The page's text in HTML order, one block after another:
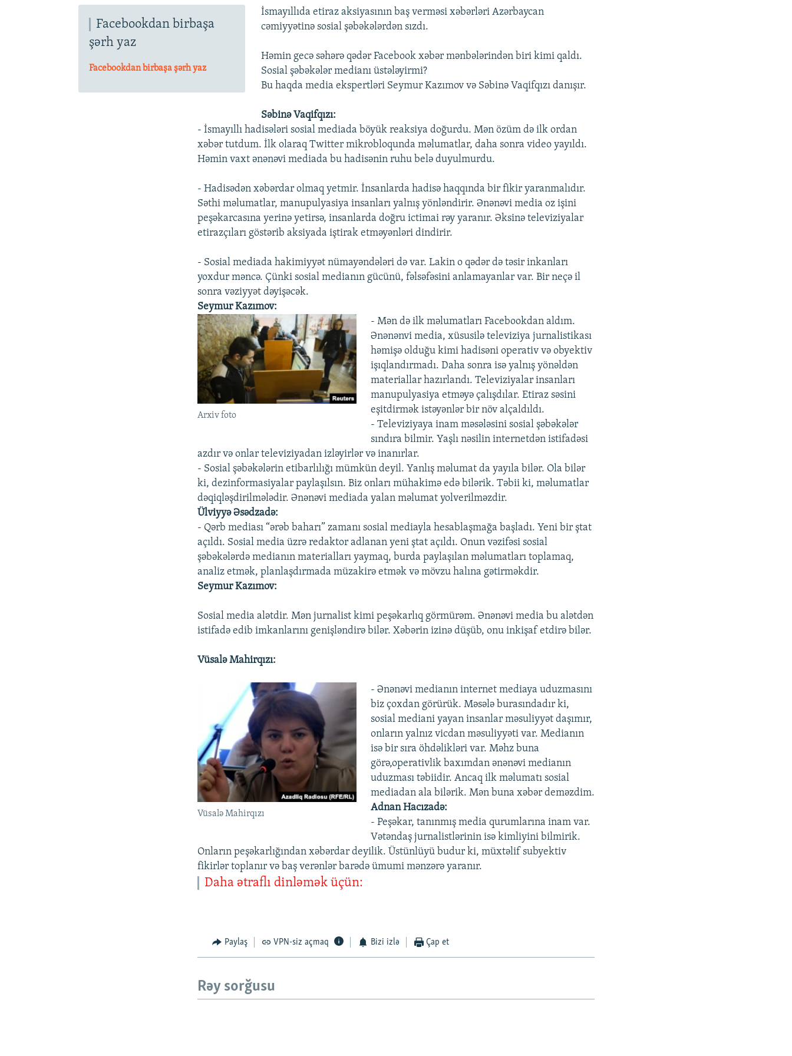
İSLAM VƏ DEMOKRATIYA
İZ - MƏDƏNIYYƏT PROQRAMI
PEŞƏ ETIKASI VƏ JURNALISTIKAFacebookdan birbaşa
şərh yaz
Facebookdan birbaşa şərh yaz
İsmayıllıda etiraz aksiyasının baş verməsi xəbərləri Azərbaycan
cəmiyyətinə sosial şəbəkələrdən sızdı.
Həmin gecə səhərə qədər Facebook xəbər mənbələrindən biri kimi qaldı.
Sosial şəbəkələr medianı üstələyirmi?
Bu haqda media ekspertləri Seymur Kazımov və Səbinə Vaqifqızı danışır.
Səbinə Vaqifqızı:
- İsmayıllı hadisələri sosial mediada böyük reaksiya doğurdu. Mən özüm də ilk ordan
xəbər tutdum. İlk olaraq Twitter mikrobloqunda məlumatlar, daha sonra video yayıldı.
Həmin vaxt ənənəvi mediada bu hadisənin ruhu belə duyulmurdu.
- Hadisədən xəbərdar olmaq yetmir. İnsanlarda hadisə haqqında bir fikir yaranmalıdır.
Səthi məlumatlar, manupulyasiya insanları yalnış yönləndirir. Ənənəvi media oz işini
peşəkarcasına yerinə yetirsə, insanlarda doğru ictimai rəy yaranır. Əksinə televiziyalar
etirazçıları göstərib aksiyada iştirak etməyənləri dindirir.
- Sosial mediada hakimiyyət nümayəndələri də var. Lakin o qədər də təsir inkanları
yoxdur məncə. Çünki sosial medianın gücünü, fəlsəfəsini anlamayanlar var. Bir neçə il
sonra vəziyyət dəyişəcək.
Seymur Kazımov:
Arxiv foto
- Mən də ilk məlumatları Facebookdan aldım.
Ənənənvi media, xüsusilə televiziya jurnalistikası
həmişə olduğu kimi hadisəni operativ və obyektiv
işıqlandırmadı. Daha sonra isə yalnış yönəldən
materiallar hazırlandı. Televiziyalar insanları
manupulyasiya etməyə çalışdılar. Etiraz səsini
eşitdirmək istəyənlər bir növ alçaldıldı.
- Televiziyaya inam məsələsini sosial şəbəkələr
sındıra bilmir. Yaşlı nəsilin internetdən istifadəsi
azdır və onlar televiziyadan izləyirlər və inanırlar.
- Sosial şəbəkələrin etibarlılığı mümkün deyil. Yanlış məlumat da yayıla bilər. Ola bilər
ki, dezinformasiyalar paylaşılsın. Biz onları mühakimə edə bilərik. Təbii ki, məlumatlar
dəqiqləşdirilmələdir. Ənənəvi mediada yalan məlumat yolverilməzdir.
Ülviyyə Əsədzadə:
- Qərb mediası “ərəb baharı” zamanı sosial mediayla hesablaşmağa başladı. Yeni bir ştat
açıldı. Sosial media üzrə redaktor adlanan yeni ştat açıldı. Onun vəzifəsi sosial
şəbəkələrdə medianın materialları yaymaq, burda paylaşılan məlumatları toplamaq,
analiz etmək, planlaşdırmada müzakirə etmək və mövzu halına gətirməkdir.
Seymur Kazımov:
Sosial media alətdir. Mən jurnalist kimi peşəkarlıq görmürəm. Ənənəvi media bu alətdən
istifadə edib imkanlarını genişləndirə bilər. Xəbərin izinə düşüb, onu inkişaf etdirə bilər.
Vüsalə Mahirqızı:
Vüsalə Mahirqızı
- Ənənəvi medianın internet mediaya uduzmasını
biz çoxdan görürük. Məsələ burasındadır ki,
sosial mediani yayan insanlar məsuliyyət daşımır,
onların yalnız vicdan məsuliyyəti var. Medianın
isə bir sıra öhdəlikləri var. Məhz buna
görə,operativlik baxımdan ənənəvi medianın
uduzması təbiidir. Ancaq ilk məlumatı sosial
mediadan ala bilərik. Mən buna xəbər deməzdim.
Adnan Hacızadə:
- Peşəkar, tanınmış media qurumlarına inam var.
Vətəndaş jurnalistlərinin isə kimliyini bilmirik.
Onların peşəkarlığından xəbərdar deyilik. Üstünlüyü budur ki, müxtəlif subyektiv
fikirlər toplanır və baş verənlər barədə ümumi mənzərə yaranır.
Daha ətraflı dinləmək üçün:
Paylaş VPN-siz açmaq Bizi izlə Çap et
Rəy sorğusu